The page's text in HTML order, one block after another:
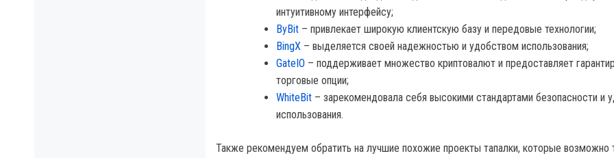
интуитивному интерфейсу;
ByBit – привлекает широкую клиентскую базу и передовые технологии;
BingX – выделяется своей надежностью и удобством использования;
GateIO – поддерживает множество криптовалют и предоставляет
торговые опции;
WhiteBit – зарекомендовала себя высокими стандартами безопасности и
использования.
Также рекомендуем обратить на лучшие похожие проекты тапалки, которые возможно